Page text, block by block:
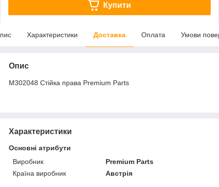
Купити
Характеристики Доставка Оплата Умови
Опис
M302048 Стійка права Premium Parts
Характеристики
Основні атрибути
Виробник
Premium Parts
Країна виробник
Австрія